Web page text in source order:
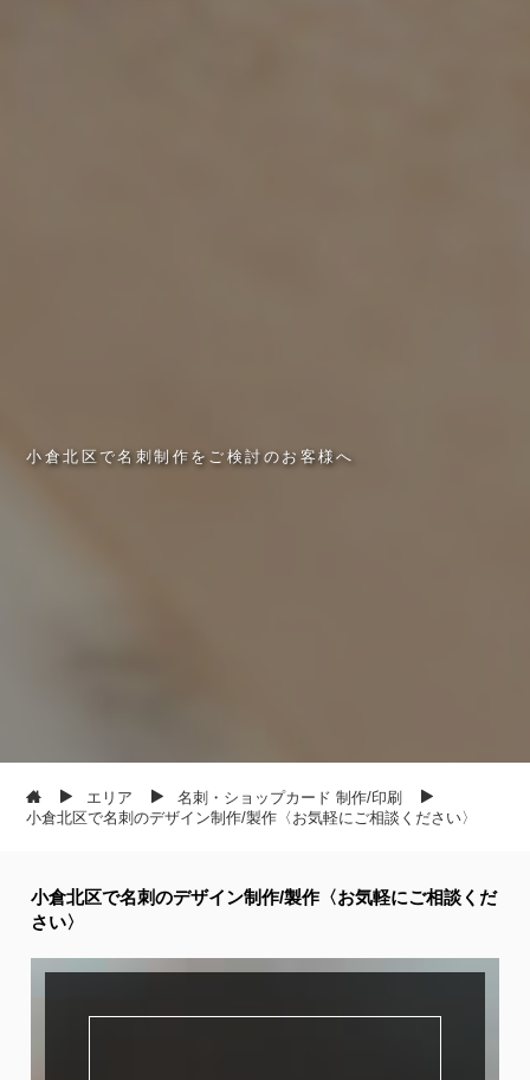
小 倉北 区で名 刺制作 を ご 検討 の お 客様へ
エリア
名刺・ショップカード 制作/印刷
小倉北区で名刺のデザイン制作/製作〈お気軽にご相談ください〉
小倉北区で名刺のデザイン制作/製作〈お気軽にご相談くだ
さい〉